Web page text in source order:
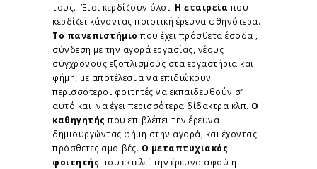
τους. Έτσι κερδίζουν όλοι. Η εταιρεία που
κερδίζει κάνοντας ποιοτική έρευνα φθηνότερα.
Το πανεπιστήμιοπου έχει πρόσθετα έσοδα ,
σύνδεση με την αγορά εργασίας, νέους
σύγχρονους εξοπλισμούς στα εργαστήρια και
φήμη, με αποτέλεσμα να επιδιώκουν
περισσότεροι φοιτητές να εκπαιδευθούν σ’
αυτό και να έχει περισσότερα δίδακτρα κλπ. Ο
καθηγητής που επιβλέπει την έρευνα
δημιουργώντας φήμη στην αγορά, και έχοντας
πρόσθετες αμοιβές. Ο μεταπτυχιακός
φοιτητής που εκτελεί την έρευνα αφού η